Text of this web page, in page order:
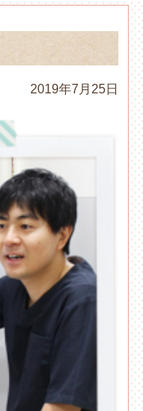
2019年7月25日